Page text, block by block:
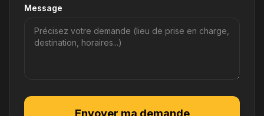
Message
Envoyer ma demande